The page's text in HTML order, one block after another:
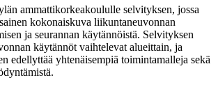
ammattikorkeakoululle selvityksen, jossa
kokonaiskuva liikuntaneuvonnan
ja seurannan käytännöistä. Selvityksen
käytännöt vaihtelevat alueittain, ja
edellyttää yhtenäisempiä toimintamalleja sekä